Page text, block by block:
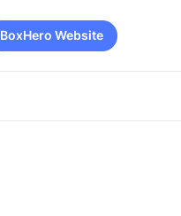
BoxHero Website